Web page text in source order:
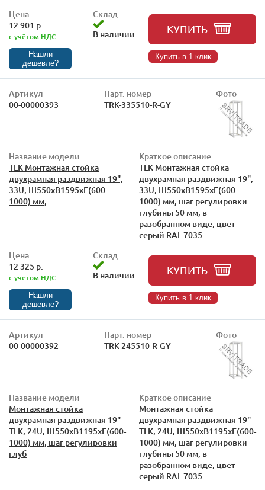
Цена
12 901 р.
с учётом НДС
Нашли
дешевле?
Склад
В наличии
КУПИТЬ
Купить в 1 клик
Артикул
00-00000393
Парт. номер
TRK-335510-R-GY
Фото
Название модели
TLK Монтажная стойка
двухрамная раздвижная 19",
33U, Ш550xВ1595xГ(600-
1000) мм,
Краткое описание
TLK Монтажная стойка
двухрамная раздвижная 19",
33U, Ш550xВ1595xГ(600-
1000) мм, шаг регулировки
глубины 50 мм, в
разобранном виде, цвет
серый RAL 7035
Цена
12 325 р.
с учётом НДС
Нашли
дешевле?
Склад
В наличии
КУПИТЬ
Купить в 1 клик
Артикул
00-00000392
Парт. номер
TRK-245510-R-GY
Фото
Название модели
Монтажная стойка
двухрамная раздвижная 19"
TLK, 24U, Ш550xВ1195xГ(600-
1000) мм, шаг регулировки
глуб
Краткое описание
Монтажная стойка
двухрамная раздвижная 19"
TLK, 24U, Ш550xВ1195xГ(600-
1000) мм, шаг регулировки
глубины 50 мм, в
разобранном виде, цвет
серый RAL 7035